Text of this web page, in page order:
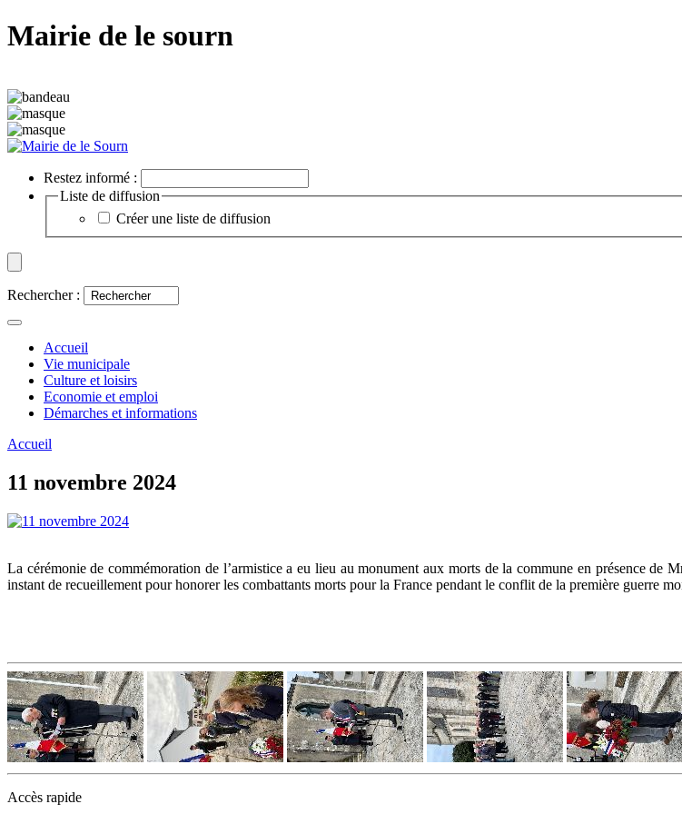
Mairie de le sourn
Restez informé :
Liste de diffusion
Créer une liste de diffusion
Rechercher :
Accueil
Vie municipale
Culture et loisirs
Economie et emploi
Démarches et informations
Accueil
11 novembre 2024
La cérémonie de commémoration de l’armistice a eu lieu au monument aux morts de la commune en présence
instant de recueillement pour honorer les combattants morts pour la France pendant le conflit de la première guerre
Accès rapide